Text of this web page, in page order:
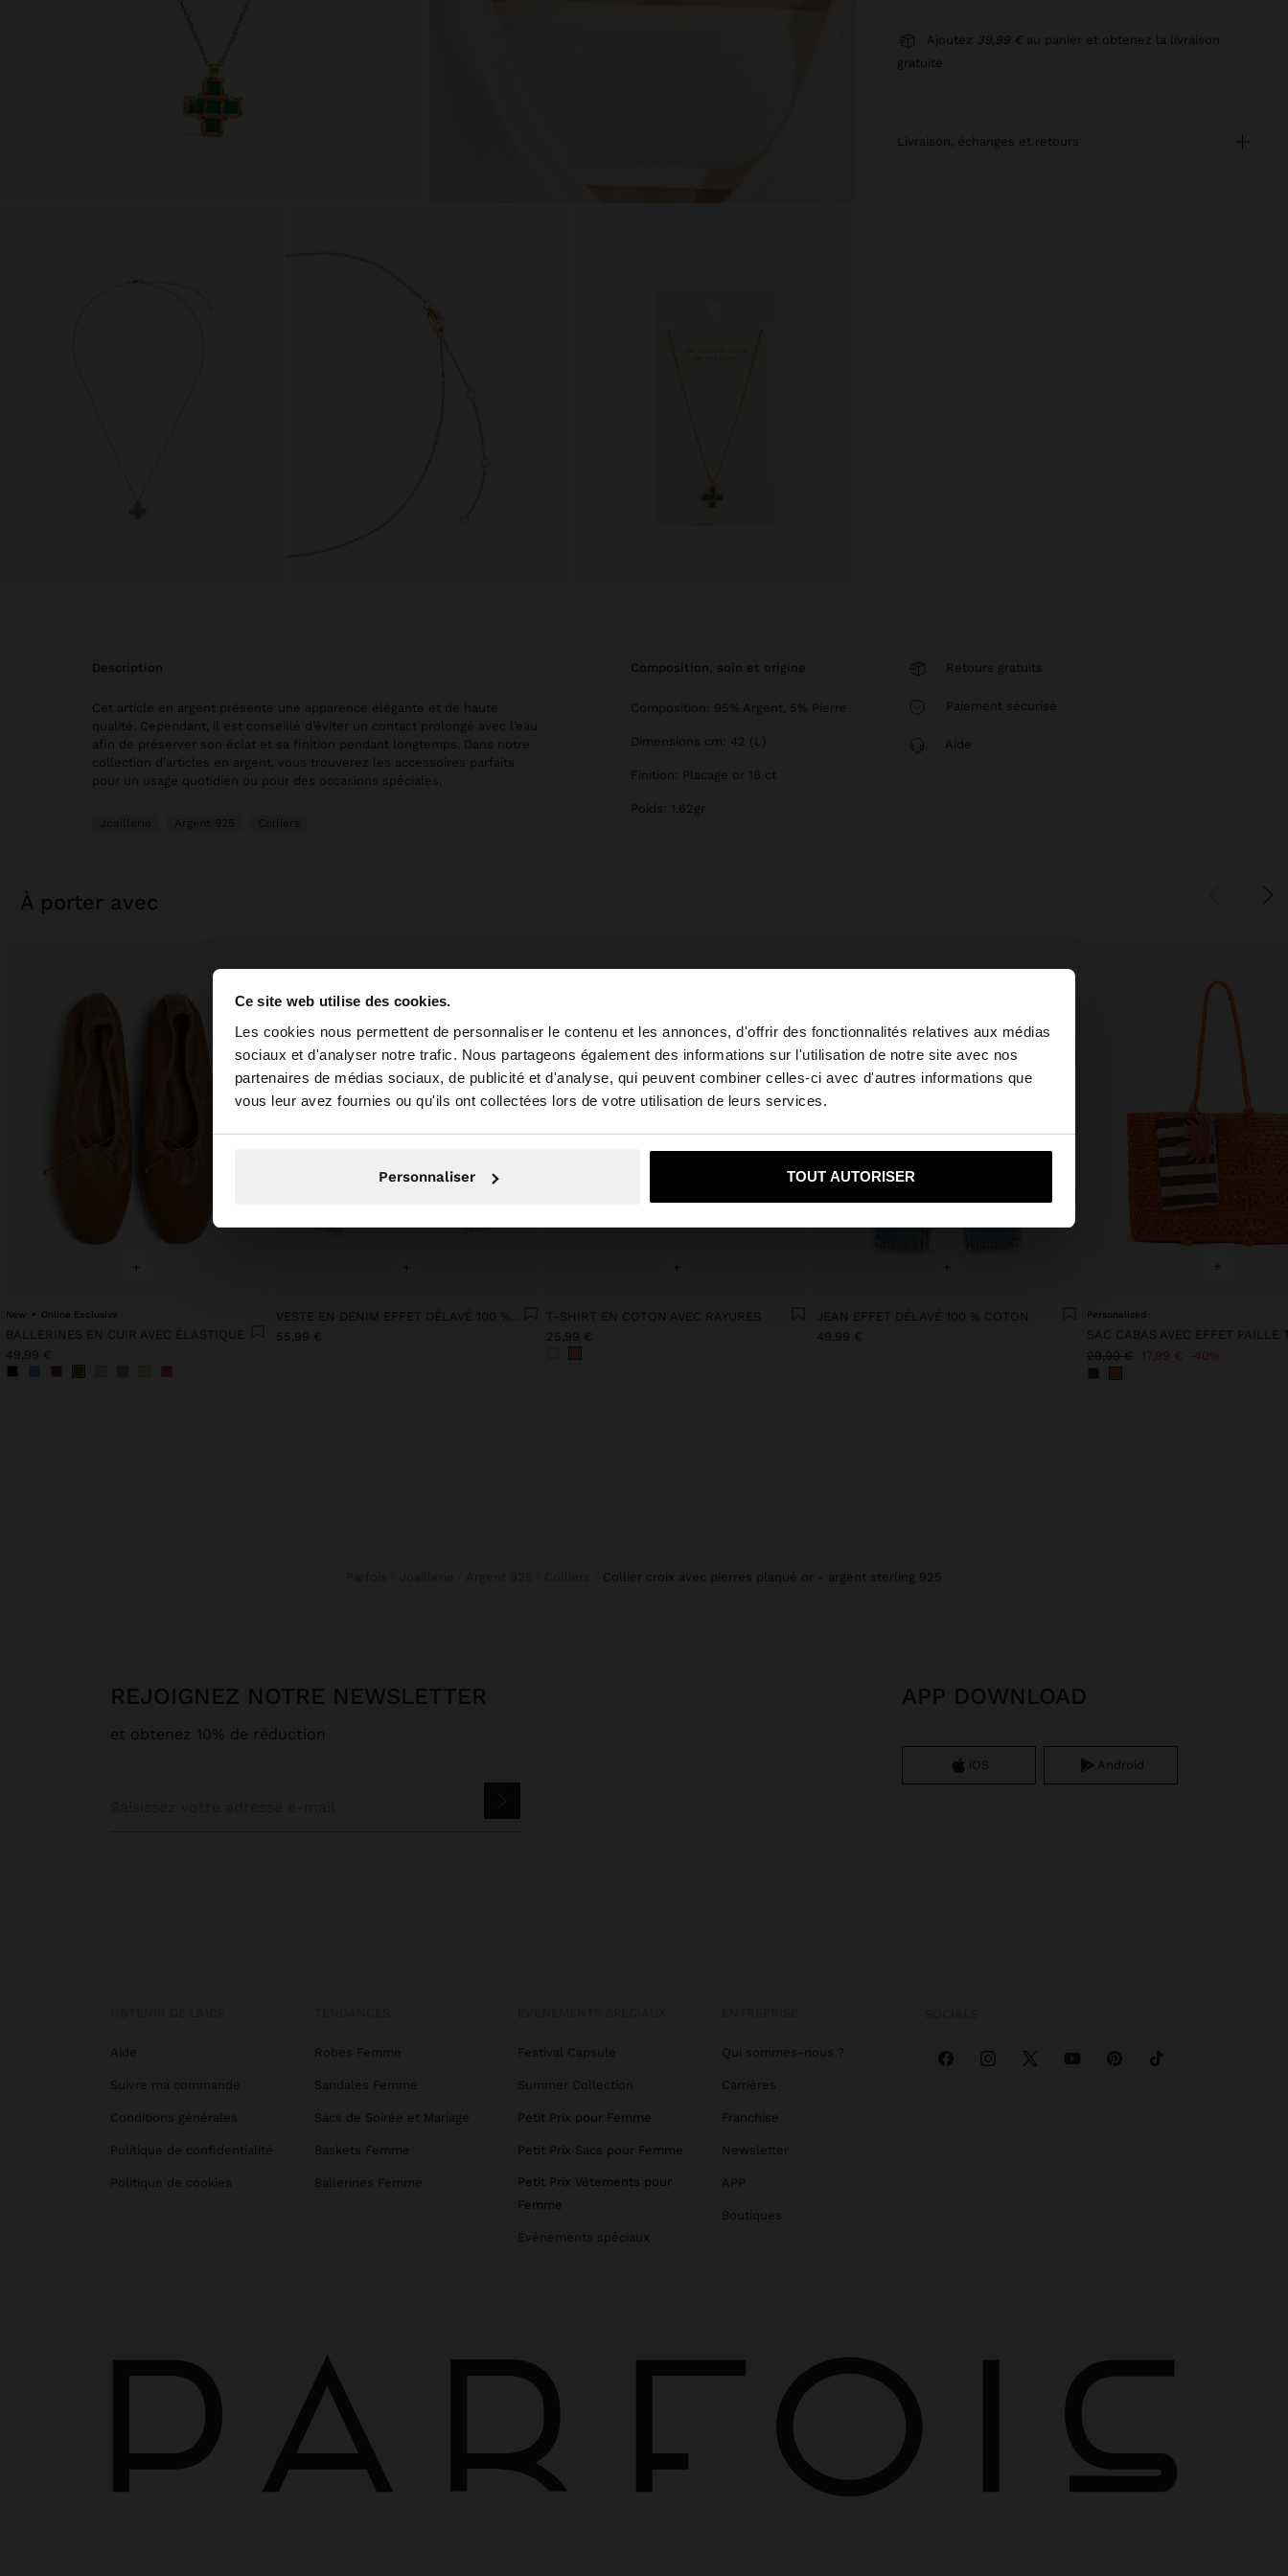
Ce site web utilise des cookies.
Les cookies nous permettent de personnaliser le contenu et les annonces, d'offrir des fonctionnalités relatives aux médias
sociaux et d'analyser notre trafic. Nous partageons également des informations sur l'utilisation de notre site avec nos
partenaires de médias sociaux, de publicité et d'analyse, qui peuvent combiner celles-ci avec d'autres informations que
vous leur avez fournies ou qu'ils ont collectées lors de votre utilisation de leurs services.
Personnaliser TOUT AUTORISER
bonjour ×
Vous accédez au site depuis Luxembourg. Voulez-vous parcourir notre site au United States?
Non, je souhaite rester sur Luxembourg Oui, dirigez-moi vers United States
Ajoutez 39,99 € au panier et obtenez la livraison
gratuite
livraison, échanges et retours
description
Cet article en argent présente une apparence élégante et de haute
qualité. Cependant, il est conseillé d’éviter un contact prolongé avec l’eau
afin de préserver son éclat et sa finition pendant longtemps. Dans notre
collection d’articles en argent, vous trouverez les accessoires parfaits
pour un usage quotidien ou pour des occasions spéciales.
Joaillerie Argent 925 Colliers
composition, soin et origine
Composition: 95% Argent, 5% Pierre
Dimensions cm: 42 (L)
Finition: Placage or 18 ct
Poids: 1.62gr
Retours gratuits
Paiement sécurisé
Aide
à porter avec
+
New Online Exclusive
BALLERINES EN CUIR AVEC ÉLASTIQUE
49,99 €
55,99 €
T-SHIRT EN COTON AVEC RAYURES
25,99 €
JEAN EFFET DÉLAVÉ 100 % COTON
49,99 €
+
Personalized
SAC CABAS AVEC EFFET PAILLE
29,99 € 17,99 € 40%
collier croix avec pierres plaqué or - argent sterling 925
REJOIGNEZ NOTRE NEWSLETTER
et obtenez 10% de réduction
APP DOWNLOAD
iOS Android
Aide
Suivre ma commande
Conditions générales
Politique de confidentialité
Politique de cookies
Robes Femme
Sandales Femme
Sacs de Soirée et Mariage
Baskets Femme
Ballerines Femme
Festival Capsule
Summer Collection
Petit Prix pour Femme
Petit Prix Sacs pour Femme
Petit Prix Vêtements pour
Femme
Événements spéciaux
Qui sommes-nous ?
Carrières
Franchise
Newsletter
APP
Boutiques